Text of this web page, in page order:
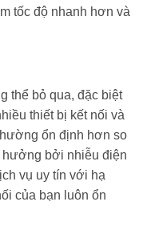
tốc độ nhanh hơn và
thể bỏ qua, đặc biệt
thiết bị kết nối và
ổn định hơn so
hưởng bởi nhiễu điện
vụ uy tín với hạ
của bạn luôn ổn